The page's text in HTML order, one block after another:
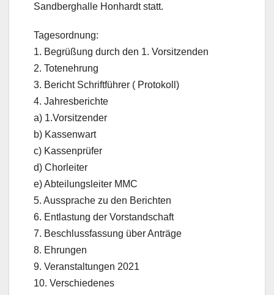
Sandberghalle Honhardt statt.
Tagesordnung:
1. Begrüßung durch den 1. Vorsitzenden
2. Totenehrung
3. Bericht Schriftführer ( Protokoll)
4. Jahresberichte
a) 1.Vorsitzender
b) Kassenwart
c) Kassenprüfer
d) Chorleiter
e) Abteilungsleiter MMC
5. Aussprache zu den Berichten
6. Entlastung der Vorstandschaft
7. Beschlussfassung über Anträge
8. Ehrungen
9. Veranstaltungen 2021
10. Verschiedenes